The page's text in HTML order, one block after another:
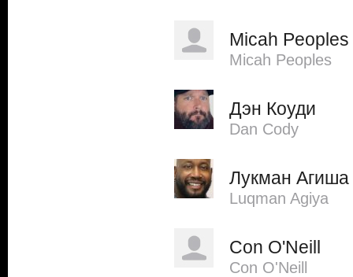
Micah Peoples
Micah Peoples
Дэн Коуди
Dan Cody
Лукман Агиша
Luqman Agiya
Con O'Neill
Con O'Neill